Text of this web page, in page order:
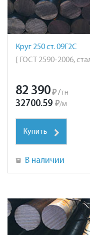
Круг 250 ст. 09Г2С
[ ГОСТ 2590-2006,
82 390₽ /тн
32700.59 ₽/м
Купить
В наличии